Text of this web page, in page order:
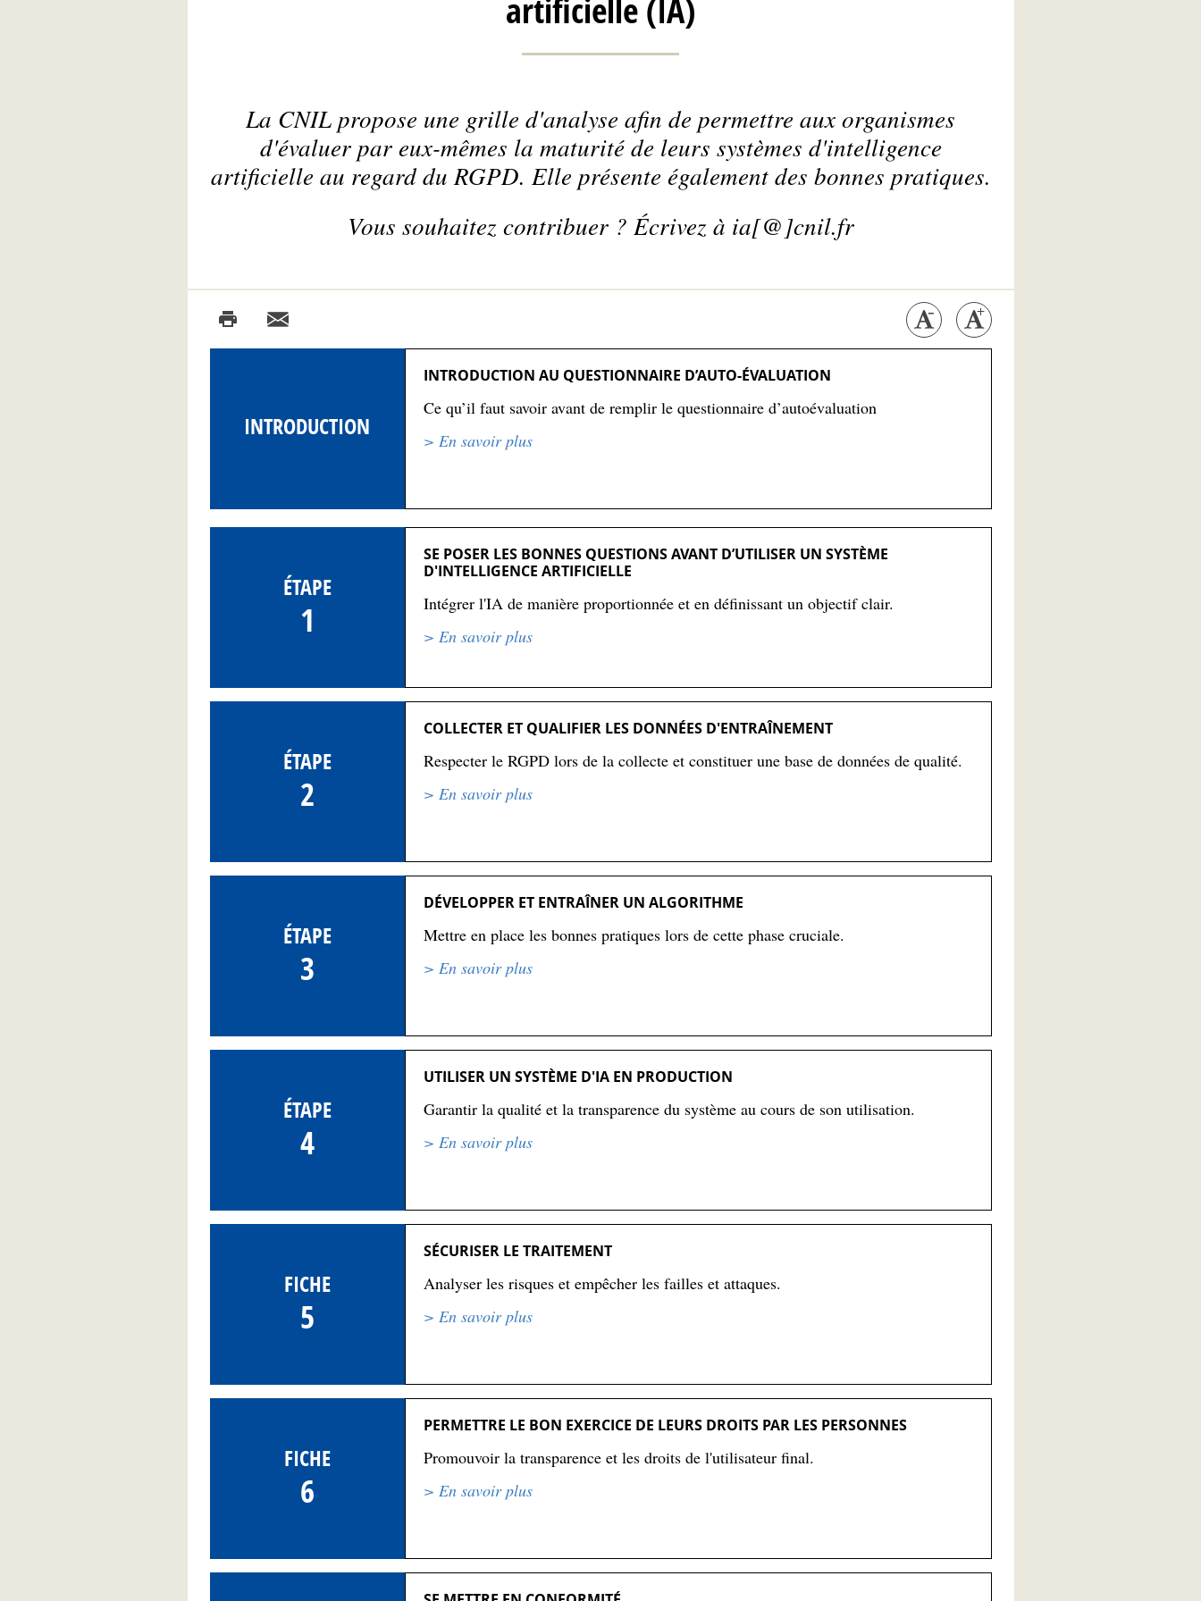
artificielle (IA)
La CNIL propose une grille d'analyse afin de permettre aux organismes
d'évaluer par eux-mêmes la maturité de leurs systèmes d'intelligence
artificielle au regard du RGPD. Elle présente également des bonnes pratiques.
Vous souhaitez contribuer ? Écrivez à ia[@]cnil.fr
INTRODUCTION
INTRODUCTION AU QUESTIONNAIRE D’AUTO-ÉVALUATION
Ce qu’il faut savoir avant de remplir le questionnaire d’autoévaluation
> En savoir plus
ÉTAPE
1
SE POSER LES BONNES QUESTIONS AVANT D’UTILISER UN SYSTÈME
D'INTELLIGENCE ARTIFICIELLE
Intégrer l'IA de manière proportionnée et en définissant un objectif clair.
> En savoir plus
ÉTAPE
2
COLLECTER ET QUALIFIER LES DONNÉES D'ENTRAÎNEMENT
Respecter le RGPD lors de la collecte et constituer une base de données de qualité.
> En savoir plus
ÉTAPE
3
DÉVELOPPER ET ENTRAÎNER UN ALGORITHME
Mettre en place les bonnes pratiques lors de cette phase cruciale.
> En savoir plus
ÉTAPE
4
UTILISER UN SYSTÈME D'IA EN PRODUCTION
Garantir la qualité et la transparence du système au cours de son utilisation.
> En savoir plus
FICHE
5
SÉCURISER LE TRAITEMENT
Analyser les risques et empêcher les failles et attaques.
> En savoir plus
FICHE
6
PERMETTRE LE BON EXERCICE DE LEURS DROITS PAR LES PERSONNES
Promouvoir la transparence et les droits de l'utilisateur final.
> En savoir plus